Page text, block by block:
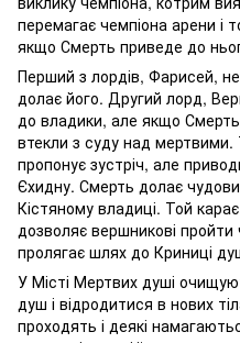
перемагає чемпіона арени і
якщо Смерть приведе до
Перший з лордів, Фарисей,
долає його. Другий лорд,
до владики, але якщо Смерть
втекли з суду над мертвими.
пропонує зустріч, але
Єхидну. Смерть долає
Кістяному владиці. Той
дозволяє вершникові
пролягає шлях до Криниці
У Місті Мертвих душі
душ і відродитися в нових
проходять і деякі